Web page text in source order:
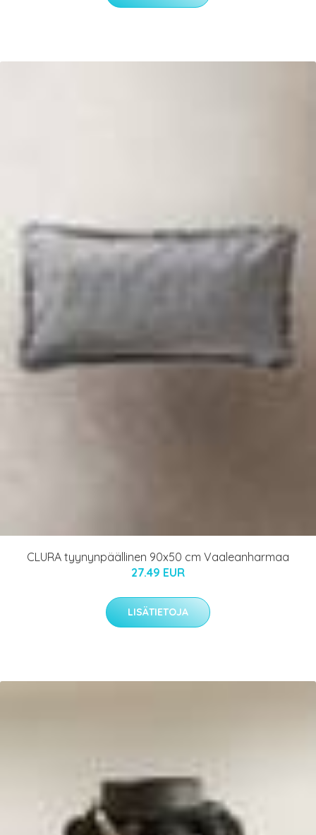
CLURA tyynynpäällinen 90x50 cm Vaaleanharmaa
27.49 EUR
LISÄTIETOJA